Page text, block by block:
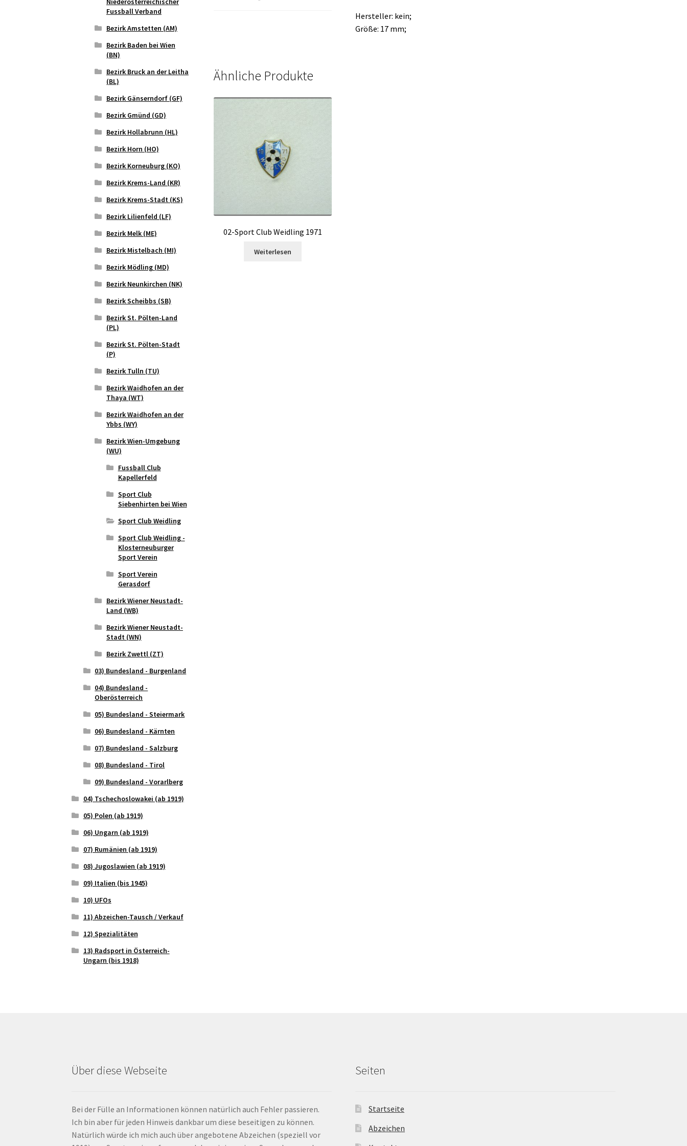
Hersteller: kein;
Größe: 17 mm;
Ähnliche Produkte
02-Sport Club Weidling 1971
Weiterlesen
Fussball Verband
Bezirk Amstetten (AM)
Bezirk Baden bei Wien
(BN)
Bezirk Bruck an der Leitha
(BL)
Bezirk Gänserndorf (GF)
Bezirk Gmünd (GD)
Bezirk Hollabrunn (HL)
Bezirk Horn (HO)
Bezirk Korneuburg (KO)
Bezirk Krems-Land (KR)
Bezirk Krems-Stadt (KS)
Bezirk Lilienfeld (LF)
Bezirk Melk (ME)
Bezirk Mistelbach (MI)
Bezirk Mödling (MD)
Bezirk Neunkirchen (NK)
Bezirk Scheibbs (SB)
Bezirk St. Pölten-Land
(PL)
Bezirk St. Pölten-Stadt
(P)
Bezirk Tulln (TU)
Bezirk Waidhofen an der
Thaya (WT)
Bezirk Waidhofen an der
Ybbs (WY)
Bezirk Wien-Umgebung
(WU)
Fussball Club
Kapellerfeld
Sport Club
Siebenhirten bei Wien
Sport Club Weidling
Sport Club Weidling -
Klosterneuburger
Sport Verein
Sport Verein
Gerasdorf
Bezirk Wiener Neustadt-
Land (WB)
Bezirk Wiener Neustadt-
Stadt (WN)
Bezirk Zwettl (ZT)
03) Bundesland - Burgenland
04) Bundesland -
Oberösterreich
05) Bundesland - Steiermark
06) Bundesland - Kärnten
07) Bundesland - Salzburg
08) Bundesland - Tirol
09) Bundesland - Vorarlberg
04) Tschechoslowakei (ab 1919)
05) Polen (ab 1919)
06) Ungarn (ab 1919)
07) Rumänien (ab 1919)
08) Jugoslawien (ab 1919)
09) Italien (bis 1945)
10) UFOs
11) Abzeichen-Tausch / Verkauf
12) Spezialitäten
13) Radsport in Österreich-
Ungarn (bis 1918)
Über diese Webseite
Bei der Fülle an Informationen können natürlich auch Fehler passieren.
Ich bin aber für jeden Hinweis dankbar um diese beseitigen zu können.
Natürlich würde ich mich auch über angebotene Abzeichen (speziell vor
Seiten
Startseite
Abzeichen